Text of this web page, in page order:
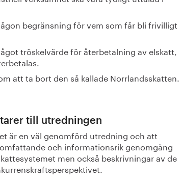
begränsning för vem som får bli frivilligt
tröskelvärde för återbetalning av elskatt,
att ta bort den så kallade Norrlandsskatten.
till utredningen
är en väl genomförd utredning och att
och informationsrik genomgång
men också beskrivningar av de